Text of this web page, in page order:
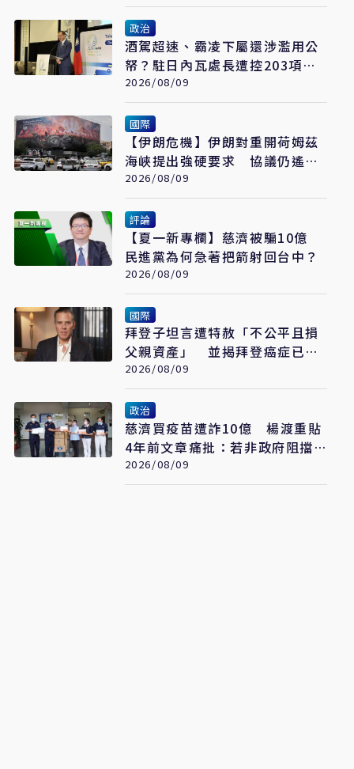
政治
酒駕超速、霸凌下屬還涉濫用公
帑？駐日內瓦處長遭控203項爭
議 外交部啟動調查
2026/08/09
國際
【伊朗危機】伊朗對重開荷姆茲
海峽提出強硬要求 協議仍遙不
可及
2026/08/09
評論
【夏一新專欄】慈濟被騙10億
民進黨為何急著把箭射回台中？
2026/08/09
國際
拜登子坦言遭特赦「不公平且損
父親資產」 並揭拜登癌症已擴
散至骨骼
2026/08/09
政治
慈濟買疫苗遭詐10億 楊渡重貼
4年前文章痛批：若非政府阻擋
會這樣嗎？
2026/08/09